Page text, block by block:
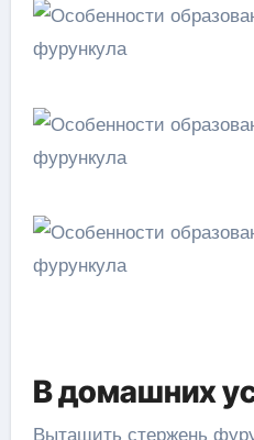
В домашних
Вытащить стержень